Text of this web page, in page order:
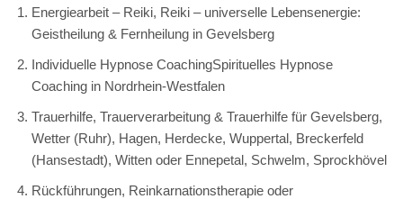
Energiearbeit – Reiki, Reiki – universelle Lebensenergie:
Geistheilung & Fernheilung in Gevelsberg
Individuelle Hypnose CoachingSpirituelles Hypnose
Coaching in Nordrhein-Westfalen
Trauerhilfe, Trauerverarbeitung & Trauerhilfe für Gevelsberg,
Wetter (Ruhr), Hagen, Herdecke, Wuppertal, Breckerfeld
(Hansestadt), Witten oder Ennepetal, Schwelm, Sprockhövel
Rückführungen, Reinkarnationstherapie oder